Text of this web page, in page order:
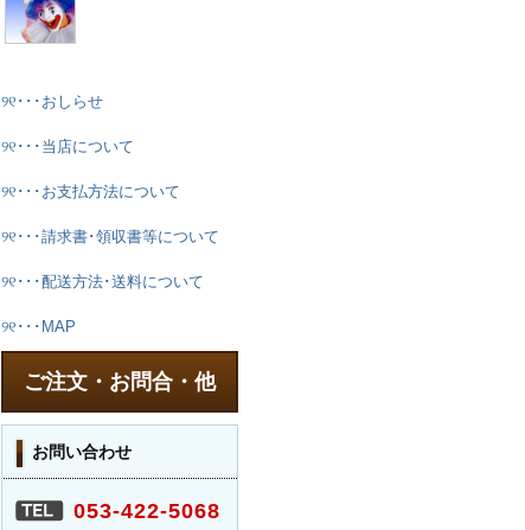
୨୧･･･おしらせ
୨୧･･･当店について
୨୧･･･お支払方法について
୨୧･･･請求書･領収書等について
୨୧･･･配送方法･送料について
୨୧･･･MAP
ご注文・お問合・他
お問い合わせ
053-422-5068